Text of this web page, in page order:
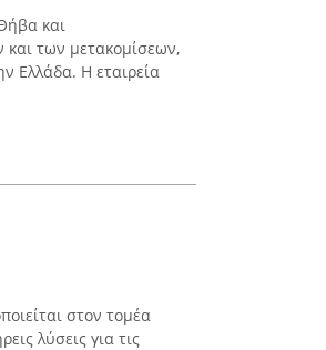
και
και των μετακομίσεων,
Ελλάδα. Η εταιρεία
στον τομέα
λύσεις για τις